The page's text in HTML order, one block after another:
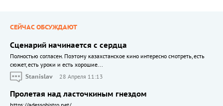
СЕЙЧАС ОБСУЖДАЮТ
Сценарий начинается с сердца
Полностью согласен. Поэтому казахстанское кино интересно смотреть, есть
сюжет, есть уроки и есть хорошие...
Stanislav
28 Апреля 11:13
Пролетая над ласточкиным гнездом